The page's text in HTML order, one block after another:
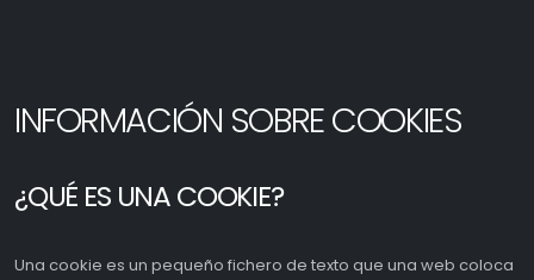
INFORMACIÓN SOBRE COOKIES
¿QUÉ ES UNA COOKIE?
Una cookie es un pequeño fichero de texto que una web coloca